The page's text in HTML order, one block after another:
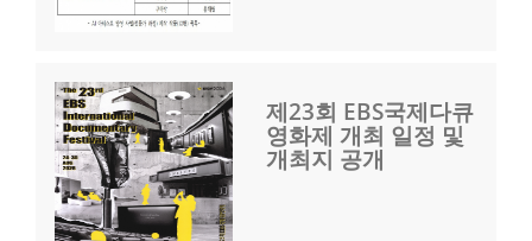
제23회 EBS국제다큐
영화제 개최 일정 및
개최지 공개